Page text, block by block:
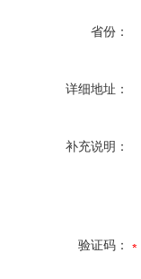
省份：
详细地址：
补充说明：
验证码：